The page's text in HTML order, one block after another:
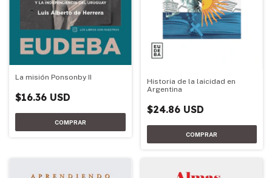
La misión Ponsonby II
$16.36 USD
Historia de la laicidad en
Argentina
$24.86 USD